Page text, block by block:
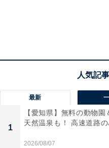
り、創業 76 年の歴史の中
蓄積されていて、鑑定士
です。さらに、模造品を
い意志は楽天ラクマと共
最新
1
【愛知県】無料の動物
天然温泉も！ 高速道路
2026/08/07